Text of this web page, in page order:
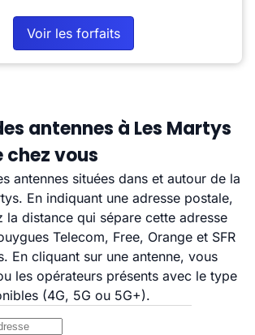
Voir les forfaits
antennes à Les Martys
chez vous
antennes situées dans et autour de la
En indiquant une adresse postale,
la distance qui sépare cette adresse
Telecom, Free, Orange et SFR
En cliquant sur une antenne, vous
les opérateurs présents avec le type
(4G, 5G ou 5G+).